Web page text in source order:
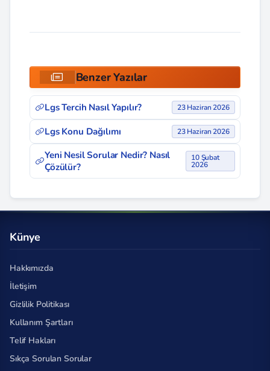
Benzer Yazılar
Lgs Tercih Nasıl Yapılır? 23 Haziran 2026
Lgs Konu Dağılımı 23 Haziran 2026
Yeni Nesil Sorular Nedir? Nasıl
Çözülür?
10 Şubat
2026
Künye
Hakkımızda
İletişim
Gizlilik Politikası
Kullanım Şartları
Telif Hakları
Sıkça Sorulan Sorular